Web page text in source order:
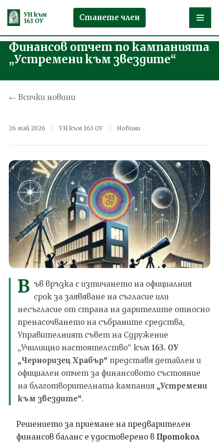
Продължете
към
съдържанието
УН към
163 ОУ
Станете член
Финансов отчет по кампанията
„Устремени към звездите“
← Всички новини
26 май 2026 УН към 163 ОУ Новини
В ъв връзка с изтичането на официалния
срок за заявяване на съгласие или
несъгласие от страна на дарителите относно
пренасочването на събраните средства,
Управителният съвет на Сдружение
„Училищно настоятелство“ към 163. ОУ
„Черноризец Храбър“ представя детайлен и
официален отчет за финансовото състояние
на благотворителната кампания „Устремени
към звездите“.
Решението за приемане на предварителен
финансов баланс е удостоверено в Протокол